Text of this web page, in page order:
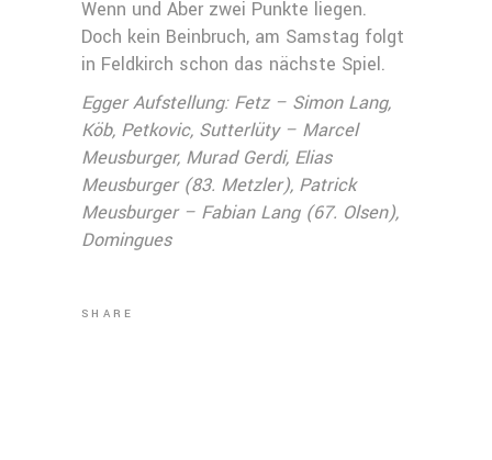
Wenn und Aber zwei Punkte liegen.
Doch kein Beinbruch, am Samstag folgt
in Feldkirch schon das nächste Spiel.
Egger Aufstellung: Fetz – Simon Lang,
Köb, Petkovic, Sutterlüty – Marcel
Meusburger, Murad Gerdi, Elias
Meusburger (83. Metzler), Patrick
Meusburger – Fabian Lang (67. Olsen),
Domingues
SHARE